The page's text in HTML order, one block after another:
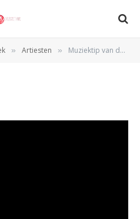
» Artiesten » Muziektip van de dag: Waylon – The Escapist (2011)
dag: Waylon